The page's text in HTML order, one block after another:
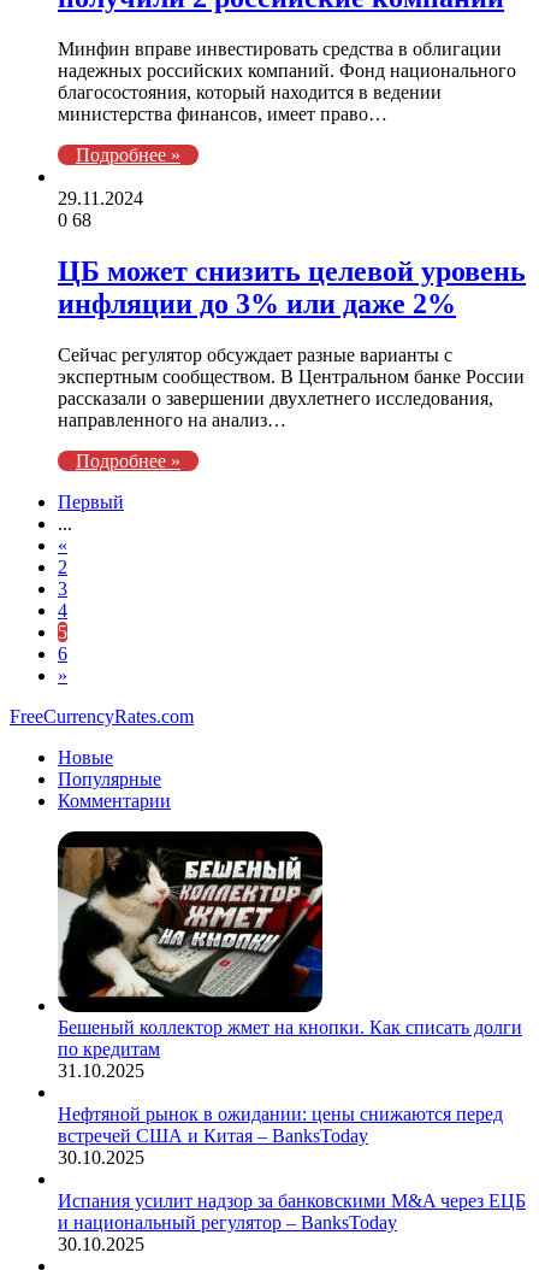
Минфин вправе инвестировать средства в облигации
надежных российских компаний. Фонд национального
благосостояния, который находится в ведении
министерства финансов, имеет право…
Подробнее »
29.11.2024
0 68
ЦБ может снизить целевой уровень
инфляции до 3% или даже 2%
Сейчас регулятор обсуждает разные варианты с
экспертным сообществом. В Центральном банке России
рассказали о завершении двухлетнего исследования,
направленного на анализ…
Подробнее »
Первый
...
«
2
3
4
5
6
»
FreeCurrencyRates.com
Новые
Популярные
Комментарии
Бешеный коллектор жмет на кнопки. Как списать долги
по кредитам
31.10.2025
Нефтяной рынок в ожидании: цены снижаются перед
встречей США и Китая – BanksToday
30.10.2025
Испания усилит надзор за банковскими M&A через ЕЦБ
и национальный регулятор – BanksToday
30.10.2025